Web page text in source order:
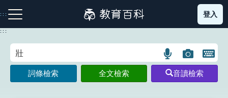
到
主
:::
注音索引圖示 筆畫索引圖示 部首索引表圖示
登入
:::
語
言
搜
圖
片
搜
開
鍵
詞條檢索 全文檢索 音讀檢索